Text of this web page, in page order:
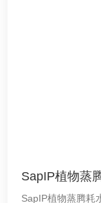
SapIP植物蒸
SapIP植物蒸腾耗